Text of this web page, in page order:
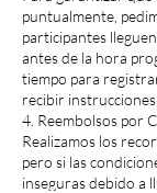
puntualmente,
participantes
antes de la hora
tiempo para
recibir instrucciones
4. Reembolsos por
Realizamos los
pero si las
inseguras debido a